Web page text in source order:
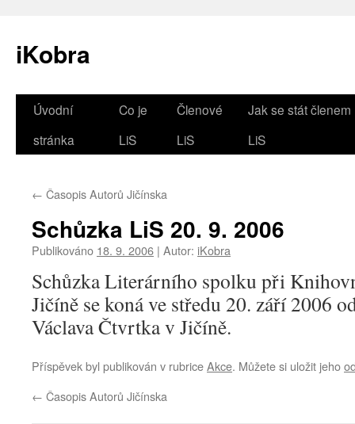
iKobra
Přejít
webu
Úvodní
stránka
Co je
LiS
Členové
LiS
Jak se stát členem
LiS
← Časopis Autorů Jičínska
Schůzka LiS 20. 9. 2006
Publikováno 18. 9. 2006 | Autor: iKobra
Schůzka Literárního spolku při
Jičíně se koná ve středu 20. září 2006
Václava Čtvrtka v Jičíně.
Příspěvek byl publikován v rubriceAkce. Můžete si uložit jeho
← Časopis Autorů Jičínska